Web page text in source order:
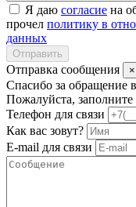
Я даю согласие на
прочел политику в
данных
Отправить
Отправка сообщения ×
Спасибо за обращение
Пожалуйста, заполните
Телефон для связи
Как вас зовут?
E-mail для связи